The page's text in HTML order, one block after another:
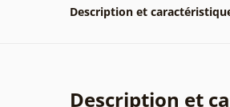
Description et
Description et